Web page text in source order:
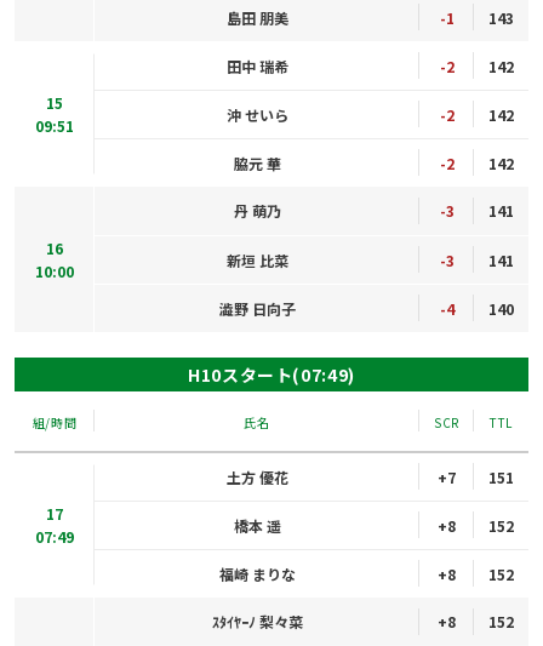
島田 朋美 -1 143
15
09:51
田中 瑞希 -2 142
沖 せいら -2 142
脇元 華 -2 142
16
10:00
丹 萌乃 -3 141
新垣 比菜 -3 141
澁野 日向子 -4 140
H10スタート(07:49)
組/時間 氏名 SCR TTL
17
07:49
土方 優花 +7 151
橋本 遥 +8 152
福崎 まりな +8 152
ｽﾀｲﾔｰﾉ 梨々菜 +8 152